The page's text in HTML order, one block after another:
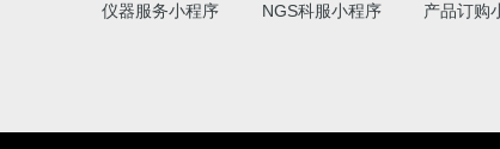
仪器服务小程序 NGS科服小程序 产品订购